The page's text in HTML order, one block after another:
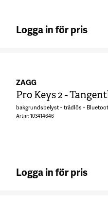
Logga in för pris
ZAGG
Pro Keys 2 -
bakgrundsbelyst - trådlös -
Artnr: 103414646
Logga in för pris